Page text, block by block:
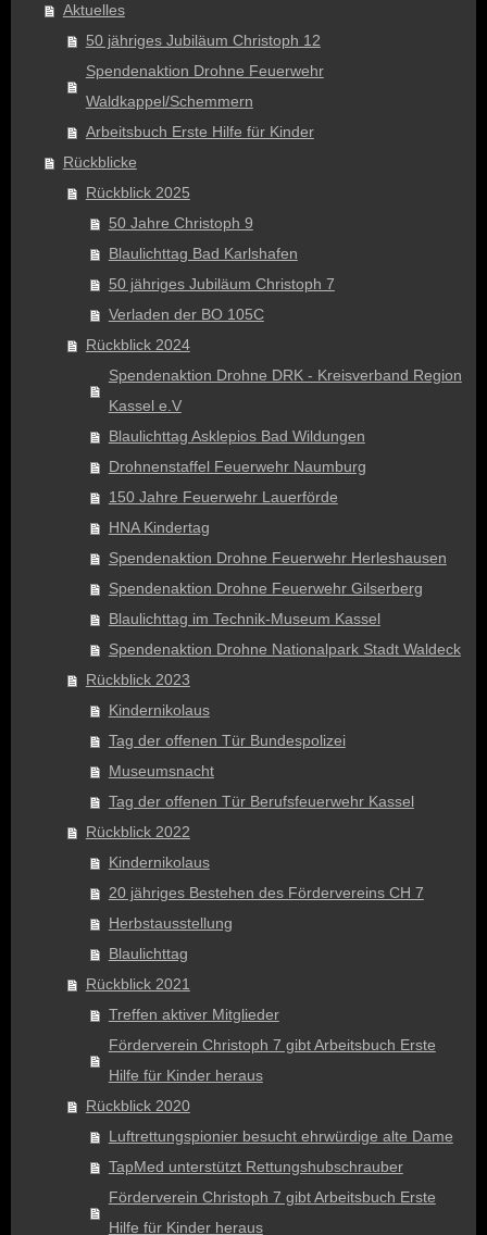
Aktuelles
50 jähriges Jubiläum Christoph 12
Spendenaktion Drohne Feuerwehr
Waldkappel/Schemmern
Arbeitsbuch Erste Hilfe für Kinder
Rückblicke
Rückblick 2025
50 Jahre Christoph 9
Blaulichttag Bad Karlshafen
50 jähriges Jubiläum Christoph 7
Verladen der BO 105C
Rückblick 2024
Spendenaktion Drohne DRK - Kreisverband Region
Kassel e.V
Blaulichttag Asklepios Bad Wildungen
Drohnenstaffel Feuerwehr Naumburg
150 Jahre Feuerwehr Lauerförde
HNA Kindertag
Spendenaktion Drohne Feuerwehr Herleshausen
Spendenaktion Drohne Feuerwehr Gilserberg
Blaulichttag im Technik-Museum Kassel
Spendenaktion Drohne Nationalpark Stadt Waldeck
Rückblick 2023
Kindernikolaus
Tag der offenen Tür Bundespolizei
Museumsnacht
Tag der offenen Tür Berufsfeuerwehr Kassel
Rückblick 2022
Kindernikolaus
20 jähriges Bestehen des Fördervereins CH 7
Herbstausstellung
Blaulichttag
Rückblick 2021
Treffen aktiver Mitglieder
Förderverein Christoph 7 gibt Arbeitsbuch Erste
Hilfe für Kinder heraus
Rückblick 2020
Luftrettungspionier besucht ehrwürdige alte Dame
TapMed unterstützt Rettungshubschrauber
Förderverein Christoph 7 gibt Arbeitsbuch Erste
Hilfe für Kinder heraus